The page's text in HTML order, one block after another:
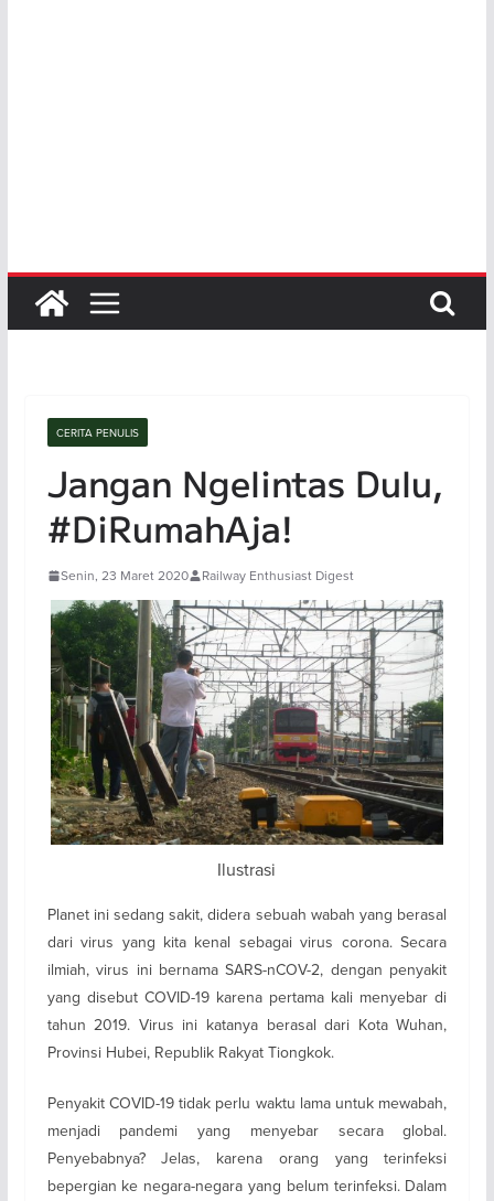
CERITA PENULIS
Jangan Ngelintas Dulu,
#DiRumahAja!
Senin, 23 Maret 2020 Railway Enthusiast Digest
Ilustrasi
Planet ini sedang sakit, didera sebuah wabah yang berasal
dari virus yang kita kenal sebagai virus corona. Secara
ilmiah, virus ini bernama SARS-nCOV-2, dengan penyakit
yang disebut COVID-19 karena pertama kali menyebar di
tahun 2019. Virus ini katanya berasal dari Kota Wuhan,
Provinsi Hubei, Republik Rakyat Tiongkok.
Penyakit COVID-19 tidak perlu waktu lama untuk mewabah,
menjadi pandemi yang menyebar secara global.
Penyebabnya? Jelas, karena orang yang terinfeksi
bepergian ke negara-negara yang belum terinfeksi. Dalam